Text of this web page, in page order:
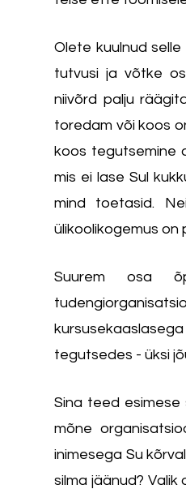
Olete kuulnud
tutvusi ja võtke
niivõrd palju
toredam või koos
koos tegutsemine
mis ei lase Sul
mind toetasid.
ülikoolikogemus on
Suurem osa
tegutsedes - üksi
Sina teed esimese
mõne
inimesega Su
silma jäänud?